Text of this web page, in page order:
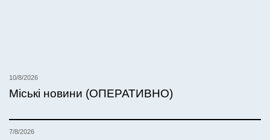
10/8/2026
Міські новини (ОПЕРАТИВНО)
7/8/2026